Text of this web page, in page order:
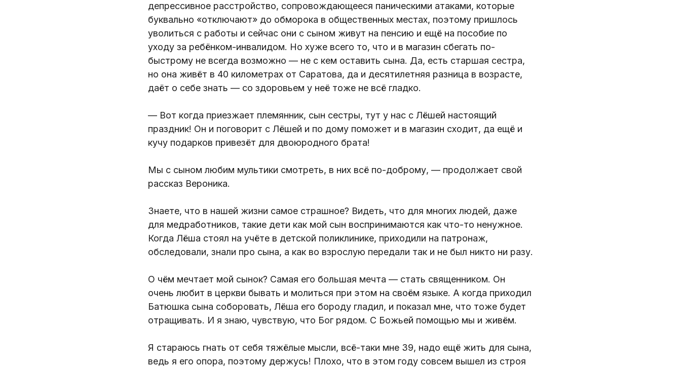
депрессивное расстройство, сопровождающееся паническими атаками, которые
буквально «отключают» до обморока в общественных местах, поэтому пришлось
уволиться с работы и сейчас они с сыном живут на пенсию и ещё на пособие по
уходу за ребёнком-инвалидом. Но хуже всего то, что и в магазин сбегать по-
быстрому не всегда возможно — не с кем оставить сына. Да, есть старшая сестра,
но она живёт в 40 километрах от Саратова, да и десятилетняя разница в возрасте,
даёт о себе знать — со здоровьем у неё тоже не всё гладко.
— Вот когда приезжает племянник, сын сестры, тут у нас с Лёшей настоящий
праздник! Он и поговорит с Лёшей и по дому поможет и в магазин сходит, да ещё и
кучу подарков привезёт для двоюродного брата!
Мы с сыном любим мультики смотреть, в них всё по-доброму, — продолжает свой
рассказ Вероника.
Знаете, что в нашей жизни самое страшное? Видеть, что для многих людей, даже
для медработников, такие дети как мой сын воспринимаются как что-то ненужное.
Когда Лёша стоял на учёте в детской поликлинике, приходили на патронаж,
обследовали, знали про сына, а как во взрослую передали так и не был никто ни разу.
О чём мечтает мой сынок? Самая его большая мечта — стать священником. Он
очень любит в церкви бывать и молиться при этом на своём языке. А когда приходил
Батюшка сына соборовать, Лёша его бороду гладил, и показал мне, что тоже будет
отращивать. И я знаю, чувствую, что Бог рядом. С Божьей помощью мы и живём.
Я стараюсь гнать от себя тяжёлые мысли, всё-таки мне 39, надо ещё жить для сына,
ведь я его опора, поэтому держусь! Плохо, что в этом году совсем вышел из строя